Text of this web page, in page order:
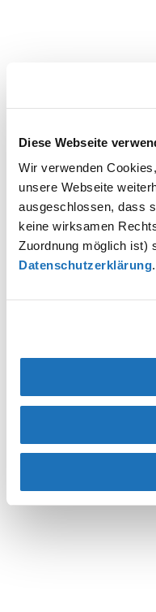
Diese Webseite
Wir verwenden
unsere Webseite
ausgeschlossen, dass
keine wirksamen
Zuordnung möglich ist)
Datenschutzerklärung.